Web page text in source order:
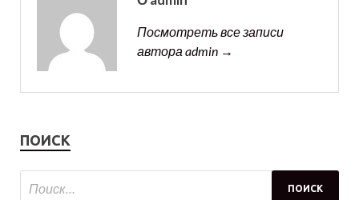
Посмотреть все записи
автора admin →
ПОИСК